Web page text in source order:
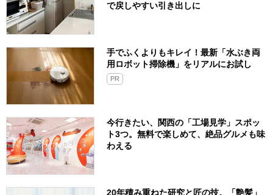
で戻しやすい引き出しに
手でふくよりもキレイ！最新「水ぶき両
用ロボット掃除機」をリアルにお試し
PR
今行きたい、関西の「工場見学」スポッ
ト3つ。無料で楽しめて、絶品グルメも味
わえる
20年積み重ねた研究と匠の技。「艶髪」